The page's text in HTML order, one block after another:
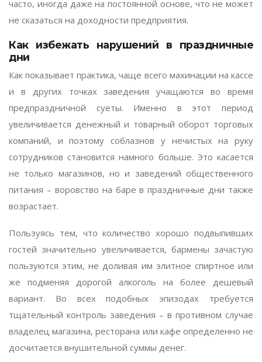
часто, иногда даже на постоянной основе, что не может
не сказаться на доходности предприятия.
Как избежать нарушений в праздничные
дни
Как показывает практика, чаще всего махинации на кассе
и в других точках заведения учащаются во время
предпраздничной суеты. Именно в этот период
увеличивается денежный и товарный оборот торговых
компаний, и поэтому соблазнов у нечистых на руку
сотрудников становится намного больше. Это касается
не только магазинов, но и заведений общественного
питания – воровство на баре в праздничные дни также
возрастает.
Пользуясь тем, что количество хорошо подвыпивших
гостей значительно увеличивается, бармены зачастую
пользуются этим, не доливая им элитное спиртное или
же подменяя дорогой алкоголь на более дешевый
вариант. Во всех подобных эпизодах требуется
тщательный контроль заведения – в противном случае
владелец магазина, ресторана или кафе определенно не
досчитается внушительной суммы денег.